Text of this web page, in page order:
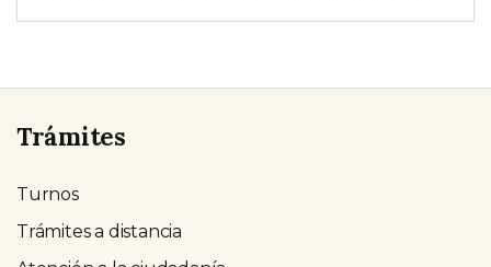
Trámites
Turnos
Trámites a distancia